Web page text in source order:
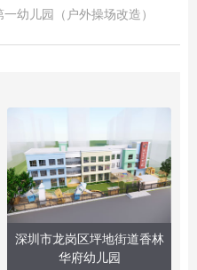
幼儿园（户外操场改造）
深圳市龙岗区坪地街道香林
华府幼儿园